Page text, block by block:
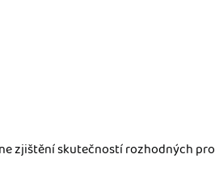
zjištění skutečností rozhodných pro